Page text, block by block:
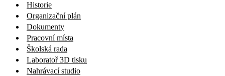
Historie
Organizační plán
Dokumenty
Pracovní místa
Školská rada
Laboratoř 3D tisku
Nahrávací studio